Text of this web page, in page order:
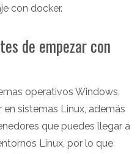
con docker.
de empezar con
operativos Windows,
sistemas Linux, además
que puedes llegar a
Linux, por lo que